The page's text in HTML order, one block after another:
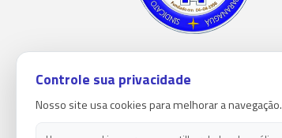
Controle sua privacidade
Nosso site usa cookies para melhorar a navegação.